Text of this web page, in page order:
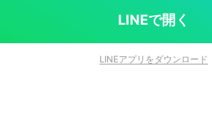
LINEで開く
LINEアプリをダウンロード